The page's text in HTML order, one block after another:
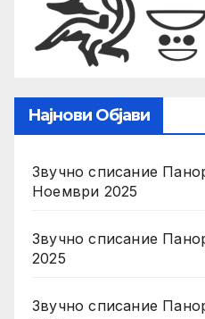
Најнови Објави
Звучно списание
Ноември 2025
Звучно списание
2025
Звучно списание